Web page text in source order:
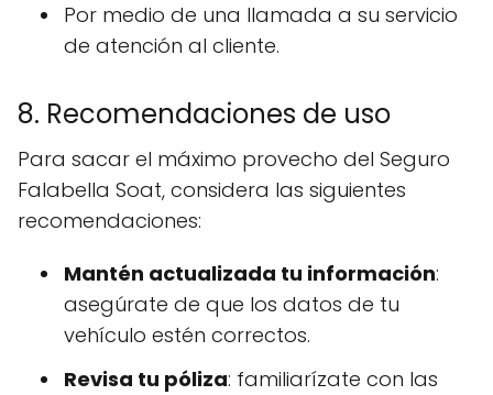
Por medio de una llamada a su servicio
de atención al cliente.
8. Recomendaciones de uso
Para sacar el máximo provecho del Seguro
Falabella Soat, considera las siguientes
recomendaciones:
Mantén actualizada tu información:
asegúrate de que los datos de tu
vehículo estén correctos.
Revisa tu póliza: familiarízate con las